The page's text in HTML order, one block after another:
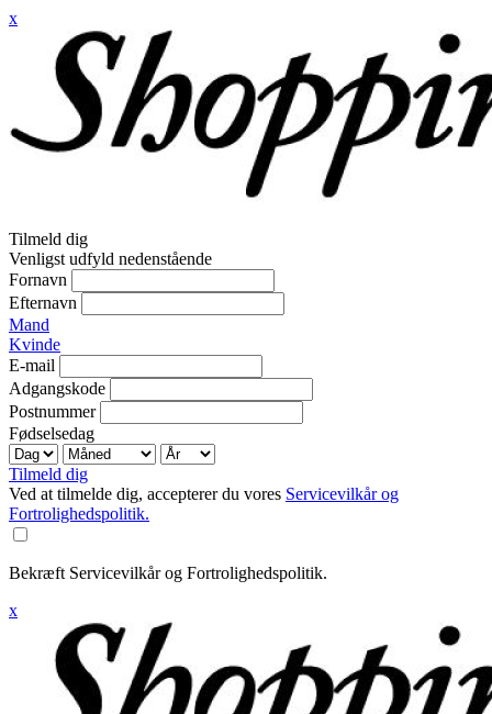
x
Tilmeld dig
Venligst udfyld nedenstående
Fornavn
Efternavn
Mand
Kvinde
E-mail
Adgangskode
Postnummer
Fødselsedag
Tilmeld dig
Ved at tilmelde dig, accepterer du vores Servicevilkår og
Fortrolighedspolitik.
Bekræft Servicevilkår og Fortrolighedspolitik.
x